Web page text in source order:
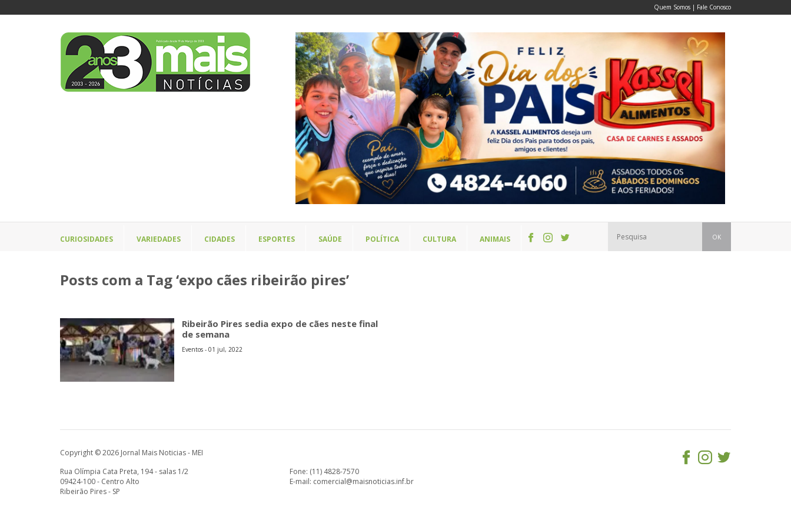
Quem Somos | Fale Conosco
CURIOSIDADES VARIEDADES CIDADES ESPORTES SAÚDE POLÍTICA CULTURA ANIMAIS OK
Posts com a Tag ‘expo cães ribeirão pires’
Ribeirão Pires sedia expo de cães neste final
de semana
Eventos - 01 jul, 2022
Copyright © 2026 Jornal Mais Noticias - MEI
Rua Olímpia Cata Preta, 194 - salas 1/2
09424-100 - Centro Alto
Ribeirão Pires - SP
Fone: (11) 4828-7570
E-mail: comercial@maisnoticias.inf.br